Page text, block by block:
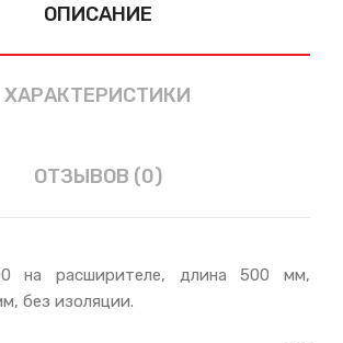
ОПИСАНИЕ
ХАРАКТЕРИСТИКИ
ОТЗЫВОВ (0)
на расширителе, длина 500 мм,
без изоляции.